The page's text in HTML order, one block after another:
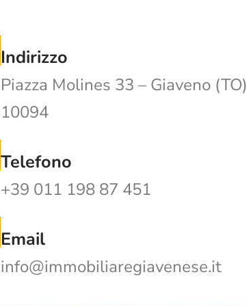
Indirizzo
Piazza Molines 33 – Giaveno
10094
Telefono
+39 011 198 87 451
Email
info@immobiliaregiavenese.it